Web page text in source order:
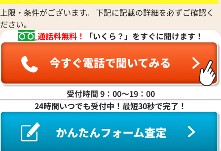
上限・条件がございます。 下記に記載の詳細を必ずご確認く
ださい。
通話料無料！
「いくら？」をすぐに聞けます！
受付時間 9：00〜19：00
24時間いつでも受付中！最短30秒で完了！